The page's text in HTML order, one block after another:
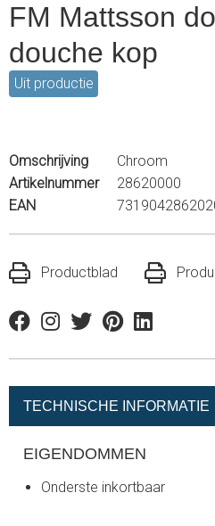
FM Mattsson
douche kop
Uit productie
Omschrijving
Chroom
Artikelnummer
28620000
EAN
Productblad
FacebookInstagram
TwitterPinterestLinkedin
TECHNISCHE INFORMATIE
EIGENDOMMEN
Onderste inkortbaar